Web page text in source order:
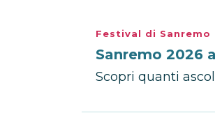
Festival di Sanremo
Sanremo 2026
Scopri quanti